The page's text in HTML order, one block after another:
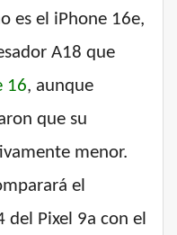
es el iPhone 16e,
A18 que
16, aunque
que su
menor.
el
del Pixel 9a con el